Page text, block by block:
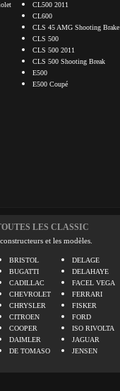
CL500 2011
CL600
CLS 45 AMG Shooting Brake
CLS 500
CLS 500 2011
CLS 500 Shooting Break
E500
E500 Coupé
LES CLASSIC
et les modèles.
BRISTOL
BUGATTI
CADILLAC
CHEVROLET
CHRYSLER
CITROEN
COOPER
DAIMLER
DE TOMASO
DELAGE
DELAHAYE
FACEL VEGA
FERRARI
FISKER
FORD
ISO RIVOLTA
JAGUAR
JENSEN